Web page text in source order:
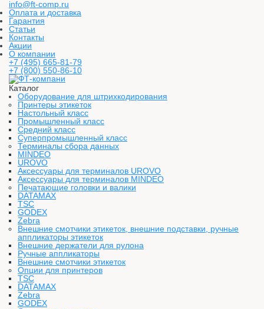
info@ft-comp.ru
Оплата и доставка
Гарантия
Статьи
Контакты
Акции
О компании
+7 (495) 665-81-79
+7 (800) 550-86-10
Каталог
Оборудование для штрихкодирования
Принтеры этикеток
Настольный класс
Промышленный класс
Средний класс
Суперпромышленный класс
Терминалы сбора данных
MINDEO
UROVO
Аксессуары для терминалов UROVO
Аксессуары для терминалов MINDEO
Печатающие головки и валики
DATAMAX
TSC
GODEX
Zebra
Внешние смотчики этикеток, внешние подставки, ручные
аппликаторы этикеток
Внешние держатели для рулона
Ручные аппликаторы
Внешние смотчики этикеток
Опции для принтеров
TSC
DATAMAX
Zebra
GODEX